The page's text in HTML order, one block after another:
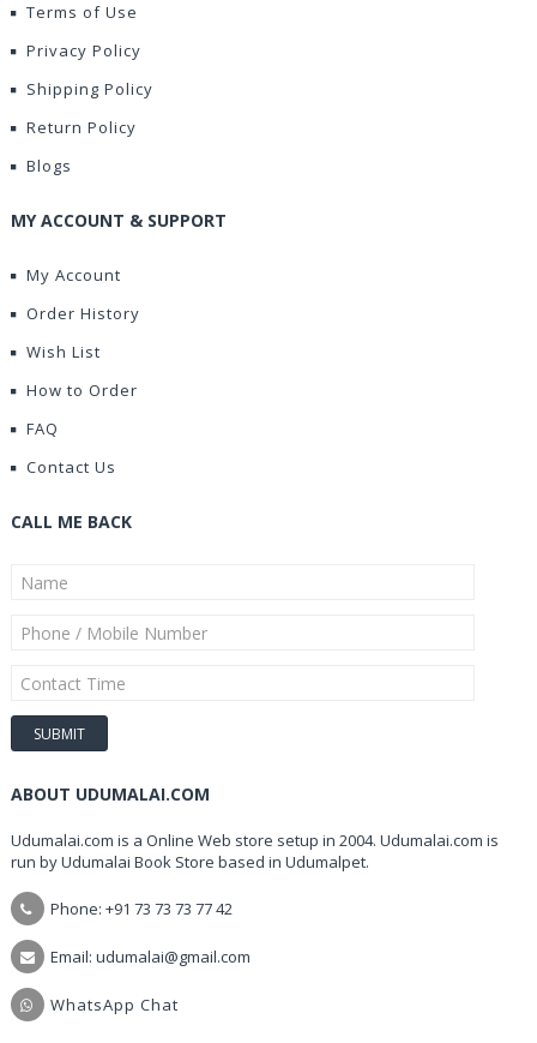
Terms of Use
Privacy Policy
Shipping Policy
Return Policy
Blogs
MY ACCOUNT & SUPPORT
My Account
Order History
Wish List
How to Order
FAQ
Contact Us
CALL ME BACK
ABOUT UDUMALAI.COM
Udumalai.com is a Online Web store setup in 2004. Udumalai.com is
run by Udumalai Book Store based in Udumalpet.
Phone: +91 73 73 73 77 42
Email: udumalai@gmail.com
WhatsApp Chat